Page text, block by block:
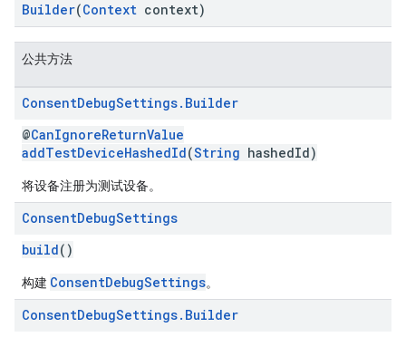
Builder(Context context)
公共方法
ConsentDebugSettings. Builder
@CanIgnoreReturnValue
addTestDeviceHashedId(String hashedId)
将设备注册为测试设备。
ConsentDebugSettings
build()
构建 ConsentDebugSettings。
ConsentDebugSettings. Builder